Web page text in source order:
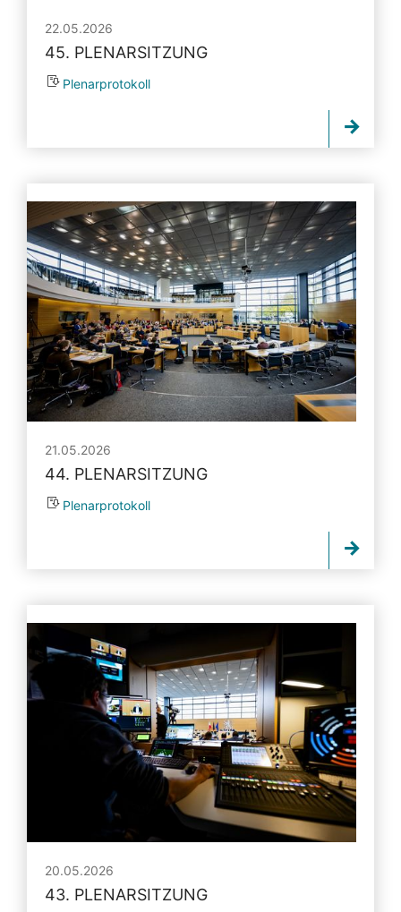
22.05.2026
45. PLENARSITZUNG
Plenarprotokoll
21.05.2026
44. PLENARSITZUNG
Plenarprotokoll
20.05.2026
43. PLENARSITZUNG